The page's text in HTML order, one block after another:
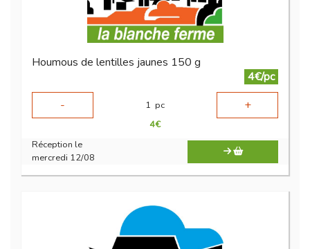
Houmous de lentilles jaunes 150 g
4€/pc
-
1 pc +
4€
Réception le
mercredi 12/08